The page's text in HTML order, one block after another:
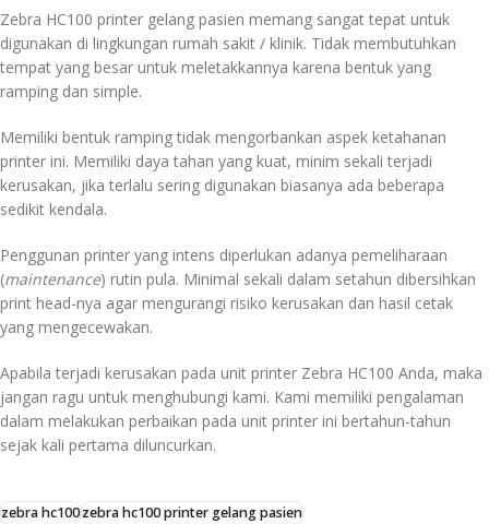
Zebra HC100 printer gelang pasien memang sangat tepat untuk
digunakan di lingkungan rumah sakit / klinik. Tidak membutuhkan
tempat yang besar untuk meletakkannya karena bentuk yang
ramping dan simple.
Memiliki bentuk ramping tidak mengorbankan aspek ketahanan
printer ini. Memiliki daya tahan yang kuat, minim sekali terjadi
kerusakan, jika terlalu sering digunakan biasanya ada beberapa
sedikit kendala.
Penggunan printer yang intens diperlukan adanya pemeliharaan
(maintenance) rutin pula. Minimal sekali dalam setahun dibersihkan
print head-nya agar mengurangi risiko kerusakan dan hasil cetak
yang mengecewakan.
Apabila terjadi kerusakan pada unit printer Zebra HC100 Anda, maka
jangan ragu untuk menghubungi kami. Kami memiliki pengalaman
dalam melakukan perbaikan pada unit printer ini bertahun-tahun
sejak kali pertama diluncurkan.
zebra hc100zebra hc100 printer gelang pasien